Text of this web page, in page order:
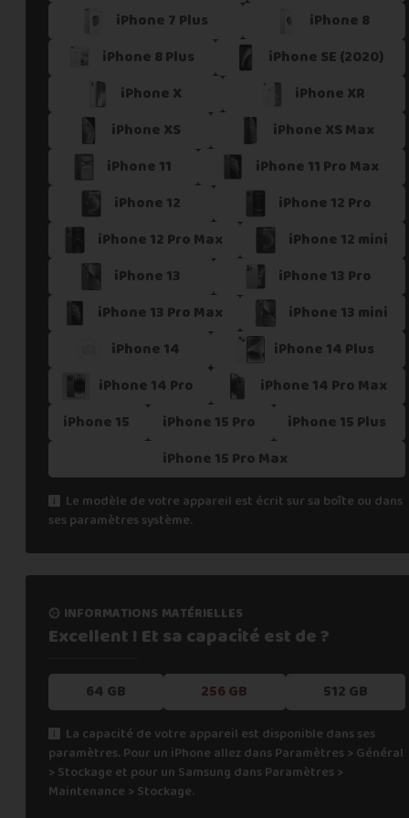
Si vous ne trouvez pas une offre correspondant aux
Vous pouvez éventuellement nous contacter.
iPhone 7 Plus
iPhone 8
iPhone 8 Plus
iPhone SE (2020)
iPhone X
iPhone XR
iPhone XS
iPhone XS Max
iPhone 11
iPhone 11 Pro Max
iPhone 12
iPhone 12 Pro
iPhone 12 Pro Max
iPhone 12 mini
iPhone 13
iPhone 13 Pro
iPhone 13 Pro Max
iPhone 13 mini
iPhone 14
iPhone 14 Plus
iPhone 14 Pro
iPhone 14 Pro Max
iPhone 15
iPhone 15 Pro
iPhone 15 Plus
iPhone 15 Pro Max
Le modèle de votre appareil est écrit sur sa boîte ou dans
ses paramètres système.
informations matérielles
Excellent ! Et sa capacitéest de ?
64 GB 256 GB 512 GB
La capacité de votre appareil est disponible dans ses
paramètres. Pour un iPhone allez dans Paramètres > Général
> Stockage et pour un Samsung dans Paramètres >
Maintenance > Stockage.